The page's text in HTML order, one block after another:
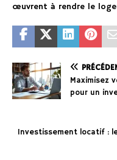
œuvrent à rendre le
Maximisez
pour un
Investissement locatif :